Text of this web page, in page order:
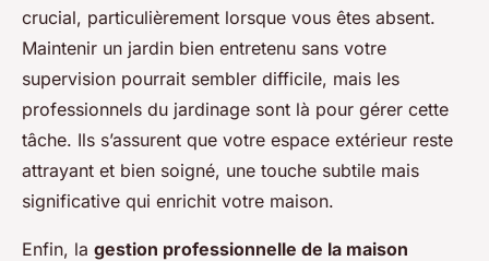
crucial, particulièrement lorsque vous êtes absent.
Maintenir un jardin bien entretenu sans votre
supervision pourrait sembler difficile, mais les
professionnels du jardinage sont là pour gérer cette
tâche. Ils s’assurent que votre espace extérieur reste
attrayant et bien soigné, une touche subtile mais
significative qui enrichit votre maison.
Enfin, la gestion professionnelle de la maison